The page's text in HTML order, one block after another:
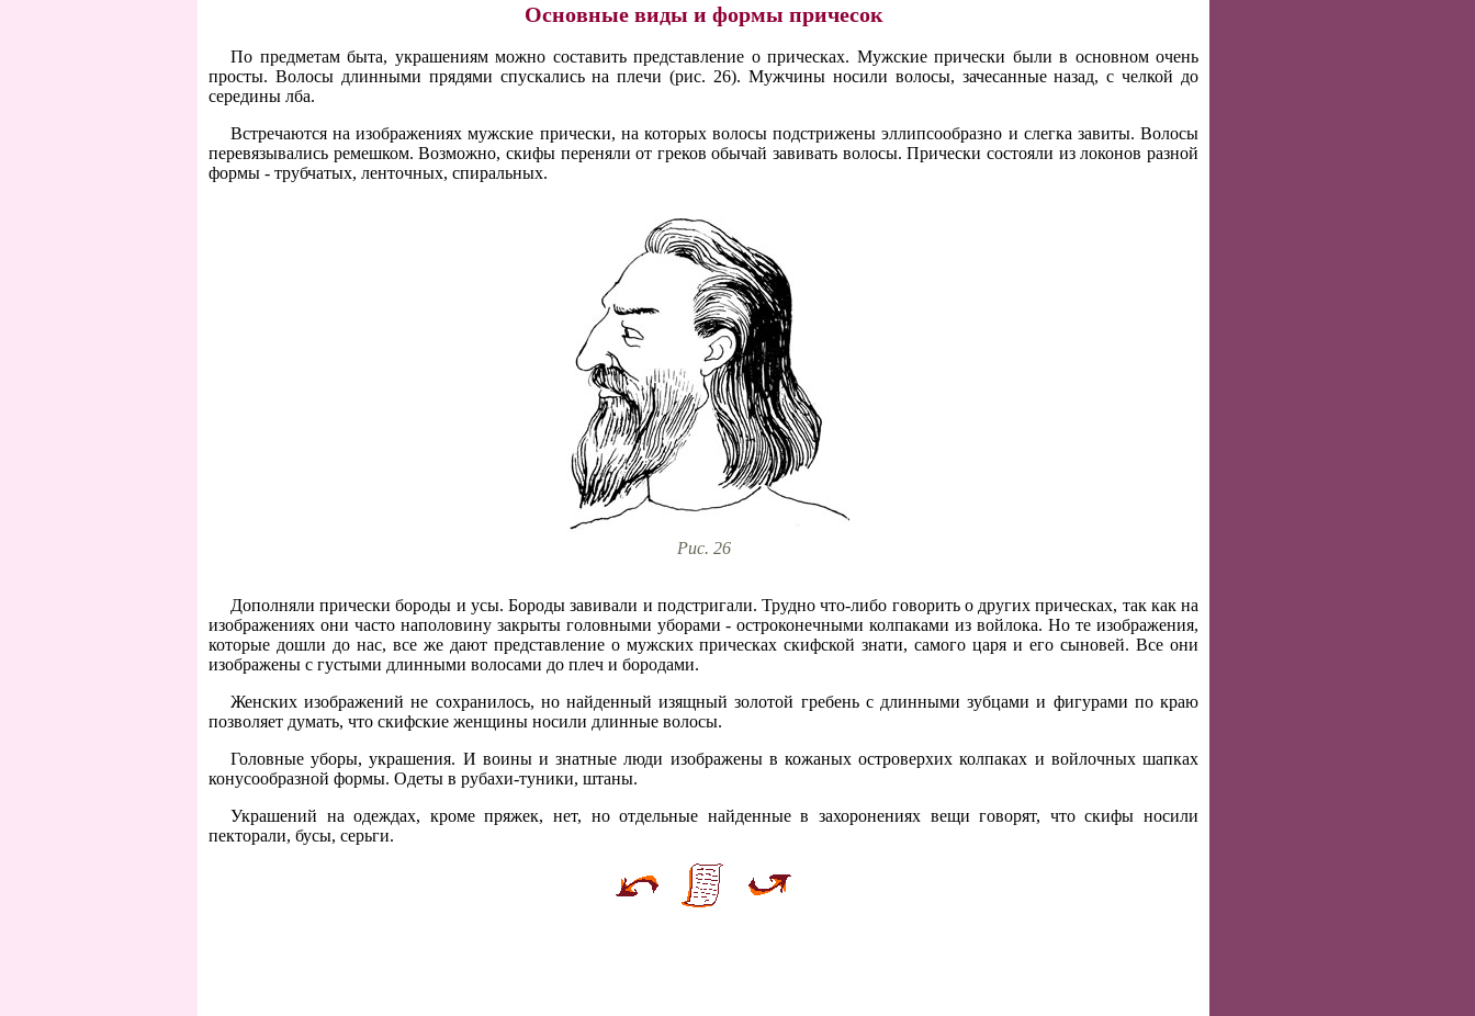
Основные виды и формы причесок
По предметам быта, украшениям можно составить представление о прическах. Мужские прически были в основном очень
просты. Волосы длинными прядями спускались на плечи (рис. 26). Мужчины носили волосы, зачесанные назад, с челкой до
середины лба.
Встречаются на изображениях мужские прически, на которых волосы подстрижены эллипсообразно и слегка завиты. Волосы
перевязывались ремешком. Возможно, скифы переняли от греков обычай завивать волосы. Прически состояли из локонов разной
формы - трубчатых, ленточных, спиральных.
Рис. 26
Дополняли прически бороды и усы. Бороды завивали и подстригали. Трудно что-либо говорить о других прическах, так как на
изображениях они часто наполовину закрыты головными уборами - остроконечными колпаками из войлока. Но те изображения,
которые дошли до нас, все же дают представление о мужских прическах скифской знати, самого царя и его сыновей. Все они
изображены с густыми длинными волосами до плеч и бородами.
Женских изображений не сохранилось, но найденный изящный золотой гребень с длинными зубцами и фигурами по краю
позволяет думать, что скифские женщины носили длинные волосы.
Головные уборы, украшения. И воины и знатные люди изображены в кожаных островерхих колпаках и войлочных шапках
конусообразной формы. Одеты в рубахи-туники, штаны.
Украшений на одеждах, кроме пряжек, нет, но отдельные найденные в захоронениях вещи говорят, что скифы носили
пекторали, бусы, серьги.